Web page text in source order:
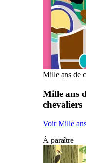
Mille ans de
Mille ans
chevaliers
Voir Mille
À paraître